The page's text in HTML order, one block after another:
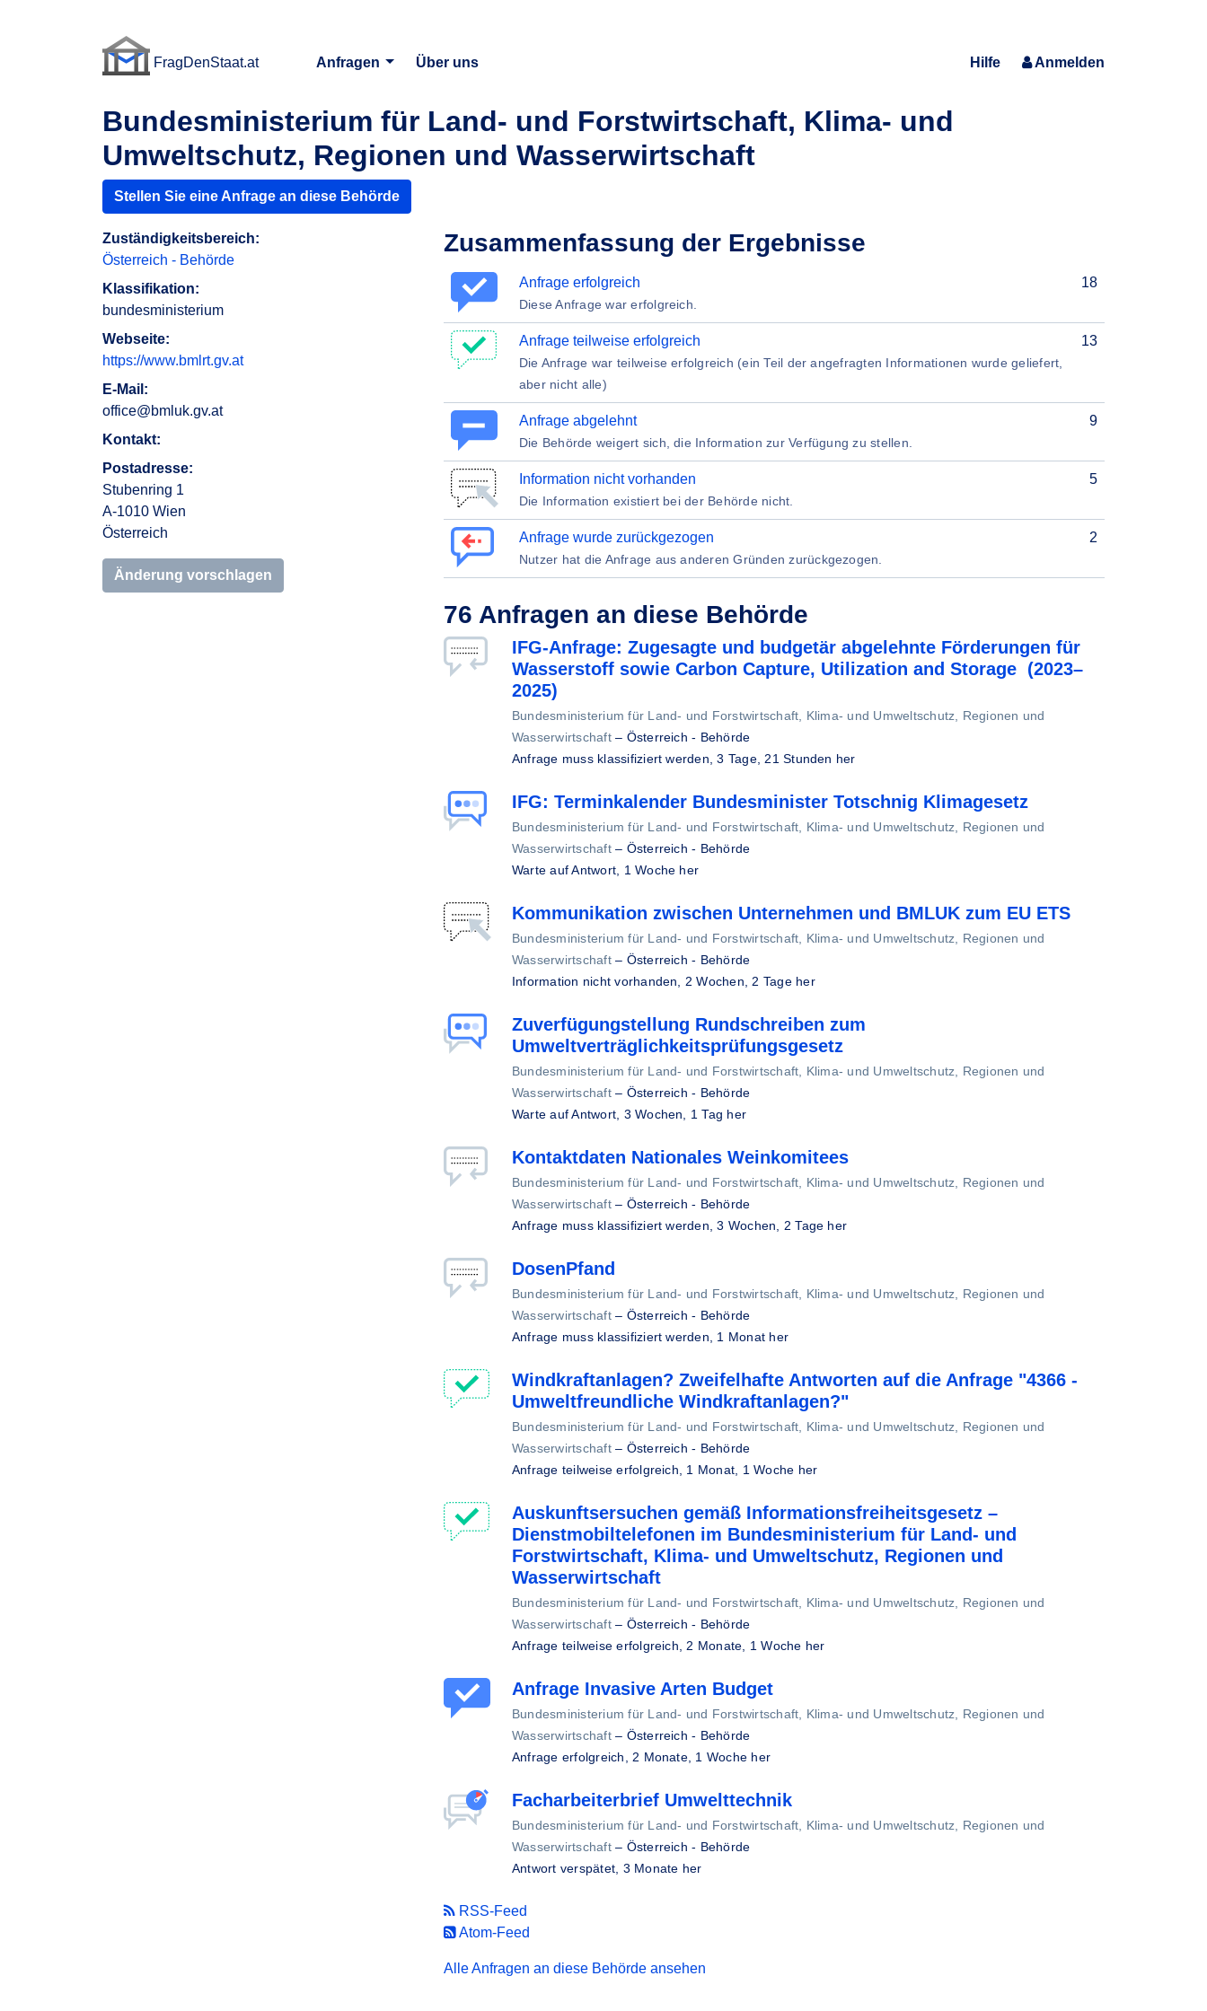
FragDenStaat.at
Anfragen
Über uns Hilfe Anmelden
Bundesministerium für Land- und Forstwirtschaft, Klima- und
Umweltschutz, Regionen und Wasserwirtschaft
Stellen Sie eine Anfrage an diese Behörde
Zuständigkeitsbereich:
Österreich - Behörde
Klassifikation:
bundesministerium
Webseite:
https://www.bmlrt.gv.at
E-Mail:
office@bmluk.gv.at
Kontakt:
Postadresse:
Stubenring 1
A-1010 Wien
Österreich
Änderung vorschlagen
Zusammenfassung der Ergebnisse
Anfrage erfolgreich
Diese Anfrage war erfolgreich.
18
Anfrage teilweise erfolgreich
Die Anfrage war teilweise erfolgreich (ein Teil der angefragten Informationen wurde geliefert,
aber nicht alle)
13
Anfrage abgelehnt
Die Behörde weigert sich, die Information zur Verfügung zu stellen.
9
Information nicht vorhanden
Die Information existiert bei der Behörde nicht.
5
Anfrage wurde zurückgezogen
Nutzer hat die Anfrage aus anderen Gründen zurückgezogen.
2
76 Anfragen an diese Behörde
IFG-Anfrage: Zugesagte und budgetär abgelehnte Förderungen für
Wasserstoff sowie Carbon Capture, Utilization and Storage (2023–
2025)
Bundesministerium für Land- und Forstwirtschaft, Klima- und Umweltschutz, Regionen und
Wasserwirtschaft– Österreich - Behörde
Anfrage muss klassifiziert werden,3 Tage, 21 Stunden her
IFG: Terminkalender Bundesminister Totschnig Klimagesetz
Bundesministerium für Land- und Forstwirtschaft, Klima- und Umweltschutz, Regionen und
Wasserwirtschaft– Österreich - Behörde
Warte auf Antwort, 1 Woche her
Kommunikation zwischen Unternehmen und BMLUK zum EU ETS
Bundesministerium für Land- und Forstwirtschaft, Klima- und Umweltschutz, Regionen und
Wasserwirtschaft– Österreich - Behörde
Information nicht vorhanden, 2 Wochen, 2 Tage her
Zuverfügungstellung Rundschreiben zum
Umweltverträglichkeitsprüfungsgesetz
Bundesministerium für Land- und Forstwirtschaft, Klima- und Umweltschutz, Regionen und
Wasserwirtschaft– Österreich - Behörde
Warte auf Antwort, 3 Wochen, 1 Tag her
Kontaktdaten Nationales Weinkomitees
Bundesministerium für Land- und Forstwirtschaft, Klima- und Umweltschutz, Regionen und
Wasserwirtschaft– Österreich - Behörde
Anfrage muss klassifiziert werden,3 Wochen, 2 Tage her
DosenPfand
Bundesministerium für Land- und Forstwirtschaft, Klima- und Umweltschutz, Regionen und
Wasserwirtschaft– Österreich - Behörde
Anfrage muss klassifiziert werden, 1 Monat her
Windkraftanlagen? Zweifelhafte Antworten auf die Anfrage "4366 -
Umweltfreundliche Windkraftanlagen?"
Bundesministerium für Land- und Forstwirtschaft, Klima- und Umweltschutz, Regionen und
Wasserwirtschaft– Österreich - Behörde
Anfrage teilweise erfolgreich, 1 Monat, 1 Woche her
Auskunftsersuchen gemäß Informationsfreiheitsgesetz –
Dienstmobiltelefonen im Bundesministerium für Land- und
Forstwirtschaft, Klima- und Umweltschutz, Regionen und
Wasserwirtschaft
Bundesministerium für Land- und Forstwirtschaft, Klima- und Umweltschutz, Regionen und
Wasserwirtschaft– Österreich - Behörde
Anfrage teilweise erfolgreich, 2 Monate, 1 Woche her
Anfrage Invasive Arten Budget
Bundesministerium für Land- und Forstwirtschaft, Klima- und Umweltschutz, Regionen und
Wasserwirtschaft– Österreich - Behörde
Anfrage erfolgreich, 2 Monate, 1 Woche her
Facharbeiterbrief Umwelttechnik
Bundesministerium für Land- und Forstwirtschaft, Klima- und Umweltschutz, Regionen und
Wasserwirtschaft– Österreich - Behörde
Antwort verspätet, 3 Monate her
RSS-Feed
Atom-Feed
Alle Anfragen an diese Behörde ansehen